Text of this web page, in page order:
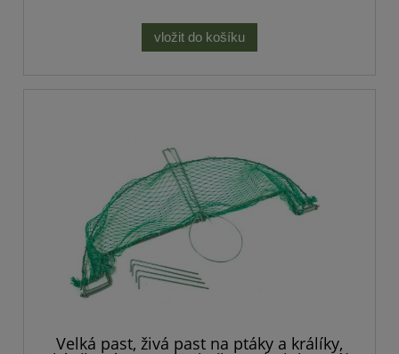
vložit do košíku
Velká past, živá past na ptáky a králíky,